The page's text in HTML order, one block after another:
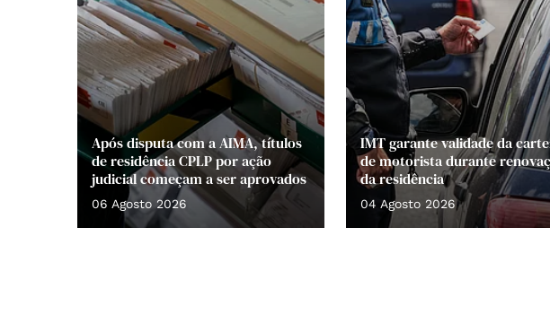
Após disputa com a AIMA, títulos
de residência CPLP por ação
judicial começam a ser aprovados
06 Agosto 2026
IMT garante validade da
de motorista durante
da residência
04 Agosto 2026